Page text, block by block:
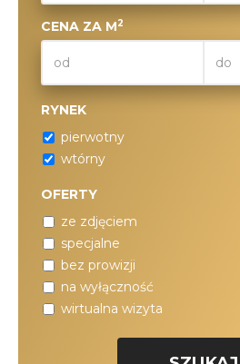
CENA ZA M2
RYNEK
pierwotny
wtórny
OFERTY
ze zdjęciem
specjalne
bez prowizji
na wyłączność
wirtualna wizyta